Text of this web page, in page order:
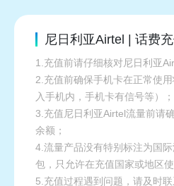
尼日利亚Airtel | 话费
1.充值前请仔细核对尼日利亚
2.充值前确保手机卡在正常使
入手机内，手机卡有信号等）；
3.充值尼日利亚Airtel流量前请
余额；
4.流量产品没有特别标注为国
包，只允许在充值国家或地区使
5.充值过程遇到问题，请及时联